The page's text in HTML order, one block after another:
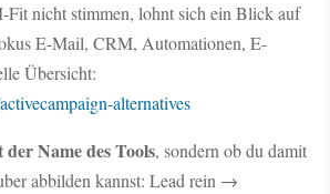
Fit nicht stimmen, lohnt sich ein Blick auf
E-Mail, CRM, Automationen, E-
Übersicht:
alternatives
Name des Tools, sondern ob du damit
abbilden kannst: Lead rein →